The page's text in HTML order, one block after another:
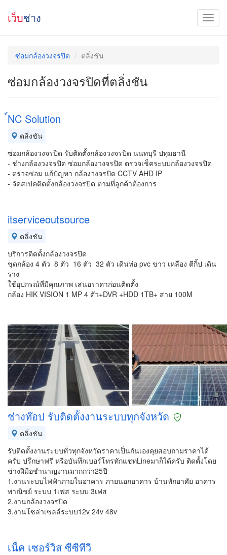
เว็บช่าง
ซ่อมกล้องวงจรปิด ตลิ่งชัน
ซ่อมกล้องวงจรปิดที่ตลิ่งชัน
์NC Solution
ตลิ่งชัน
ซ่อมกล้องวงจรปิด รับติดตั้งกล้องวงจรปิด นนทบุรี ปทุมธานี
- ช่างกล้องวงจรปิด ซ่อมกล้องวงจรปิด ตรวจเช็คระบบกล้องวงจรปิด
- ตรวจซ่อม แก้ปัญหา กล้องวงจรปิด CCTV AHD IP
- จัดสเปคติดตั้งกล้องวงจรปิด ตามที่ลูกค้าต้องการ
itserviceoutsource
ตลิ่งชัน
บริการติดตั้งกล้องวงจรปิด
ชุดกล้อง 4 ตัว 8 ตัว 16 ตัว 32 ตัว เดินท่อ pvc ขาว เหลือง ตีกิ้ป เดิน
ราง
ใช้อุปกรณ์ที่มีคุณภาพ เสนอราคาก่อนติดตั้ง
กล้อง HIK VISION 1 MP 4 ตัว+DVR +HDD 1TB+ สาย 100M
ช่างท๊อป รับติดตั้งงานระบบทุกจังหวัด
ตลิ่งชัน
รับติดตั้งงานระบบทั่วทุกจังหวัดราคาเป็นกันเองคุยสอบถามราคาได้
ครับ ปรึกษาฟรี หรือบันทึกเบอร์โทรทักแชทLineมาก็ได้ครับ ติดตั้งโดย
ช่างฝีมือชำนาญงานมากกว่า25ปี
1.งานระบบไฟฟ้าภายในอาคาร ภายนอกอาคาร บ้านพักอาศัย อาคาร
พาณิชย์ ระบบ 1เฟส ระบบ 3เฟส
2.งานกล้องวงจรปิด
3.งานโซล่าเซลล์ระบบ12v 24v 48v
เน็ค เซอร์วิส ซีซีทีวี